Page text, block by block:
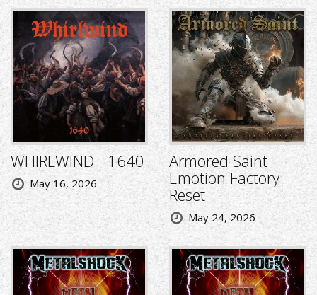
WHIRLWIND - 1640
May 16, 2026
Armored Saint -
Emotion Factory
Reset
May 24, 2026